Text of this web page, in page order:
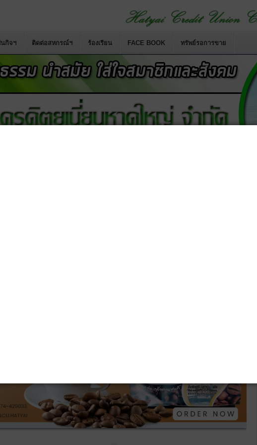
กิจฯ ติดต่อสหกรณ์ฯ ร้องเรียน FACE BOOK ทรัพย์รอการขาย
เปลี่ยนชื่